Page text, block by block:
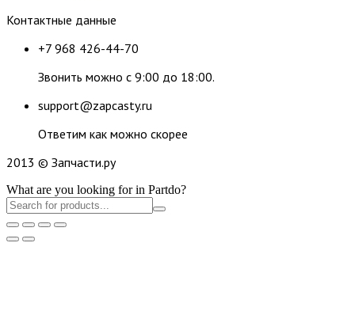
Контактные данные
+7 968 426-44-70
Звонить можно с 9:00 до 18:00.
support@zapcasty.ru
Ответим как можно скорее
2013 © Запчасти.ру
What are you looking for in Partdo?